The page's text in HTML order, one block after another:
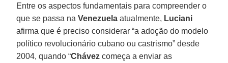
Entre os aspectos fundamentais para compreender o
que se passa naVenezuela atualmente, Luciani
afirma que é preciso considerar “a adoção do modelo
político revolucionário cubano ou castrismo” desde
2004, quando “Chávez começa a enviar as